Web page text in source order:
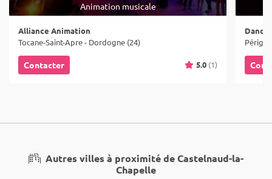
Animation musicale
Alliance Animation
Tocane-Saint-Apre - Dordogne (24)
Contacter 5.0 (1)
Dance
Autres villes à proximité de Castelnaud-la-
Chapelle